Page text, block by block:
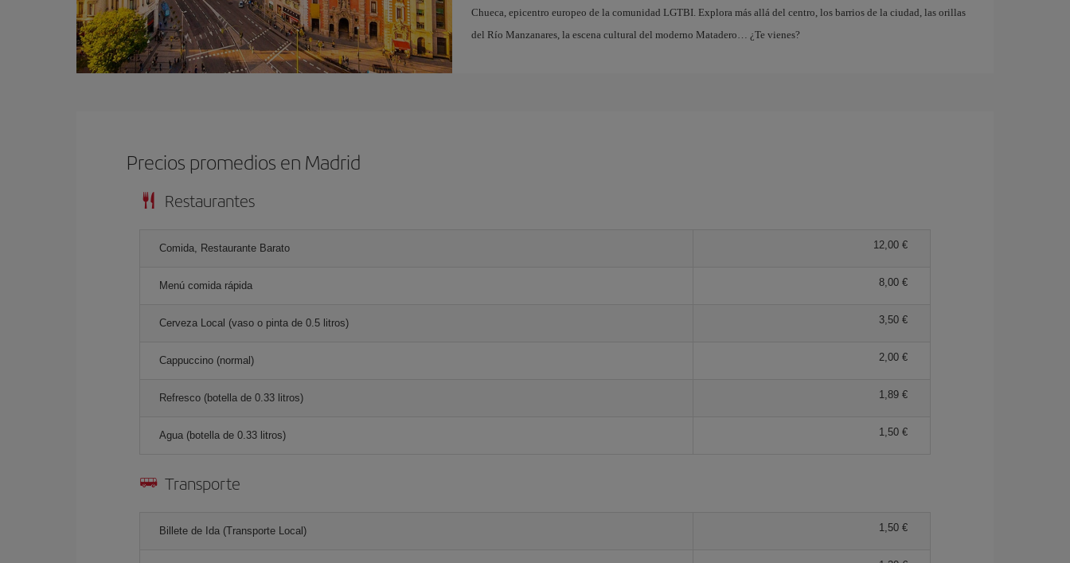
Chueca, epicentro europeo de la comunidad LGTBI. Explora más allá del centro, los barrios de la ciudad, las orillas
del Río Manzanares, la escena cultural del moderno Matadero… ¿Te vienes?
Precios promedios en Madrid
Restaurantes
Comida, Restaurante Barato 12,00 €
Menú comida rápida 8,00 €
Cerveza Local (vaso o pinta de 0.5 litros) 3,50 €
Cappuccino (normal) 2,00 €
Refresco (botella de 0.33 litros) 1,89 €
Agua (botella de 0.33 litros) 1,50 €
Transporte
Billete de Ida (Transporte Local) 1,50 €